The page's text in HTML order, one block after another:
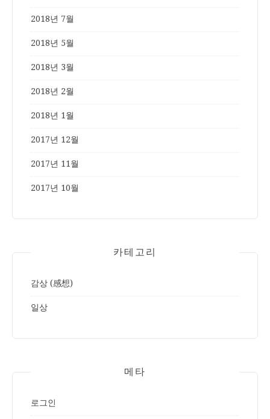
2018년 7월
2018년 5월
2018년 3월
2018년 2월
2018년 1월
2017년 12월
2017년 11월
2017년 10월
카테고리
감상 (感想)
일상
메타
로그인